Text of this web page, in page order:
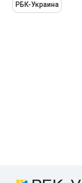
РБК-Украина